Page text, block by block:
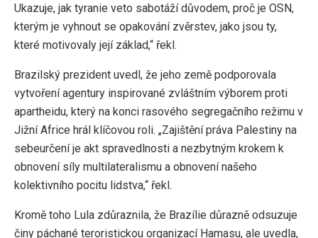
Ukazuje, jak tyranie veto sabotáží důvodem, proč je OSN,
kterým je vyhnout se opakování zvěrstev, jako jsou ty,
které motivovaly její základ,“ řekl.
Brazilský prezident uvedl, že jeho země podporovala
vytvoření agentury inspirované zvláštním výborem proti
apartheidu, který na konci rasového segregačního režimu v
Jižní Africe hrál klíčovou roli. „Zajištění práva Palestiny na
sebeurčení je akt spravedlnosti a nezbytným krokem k
obnovení síly multilateralismu a obnovení našeho
kolektivního pocitu lidstva,“ řekl.
Kromě toho Lula zdůraznila, že Brazílie důrazně odsuzuje
činy páchané teroristickou organizací Hamasu, ale uvedla,